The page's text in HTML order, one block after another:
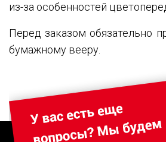
из-за особенностей
Перед заказом обязательно
бумажному вееру.